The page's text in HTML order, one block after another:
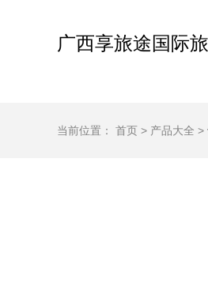
广西享旅途国际
当前位置： 首页 > 产品大全 >